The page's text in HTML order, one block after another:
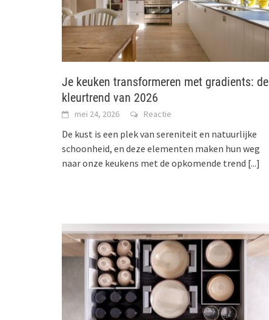
Je keuken transformeren met gradients: de
kleurtrend van 2026
mei 24, 2026 Reactie
De kust is een plek van sereniteit en natuurlijke
schoonheid, en deze elementen maken hun weg
naar onze keukens met de opkomende trend [...]